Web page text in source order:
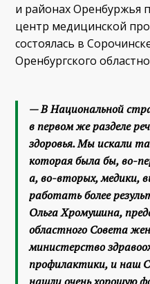
и районах Оренбуржья
центр медицинской
состоялась в
Оренбургского
— В Национальной
в первом же разделе
здоровья. Мы искали
которая была бы, во-
а, во-вторых, медики,
работать более
Ольга Хромушина,
областного Совета
министерство
профилактики, и наш